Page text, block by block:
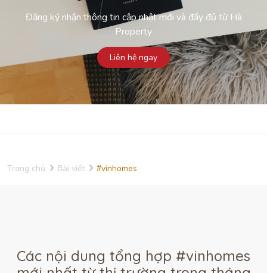
Đăng ký nhận thông tin cập nhật mới và đầy đủ từ Hà
Property
Liên hệ ngay
Trang chủ Bài viết #vinhomes
Các nội dung tổng hợp #vinhomes